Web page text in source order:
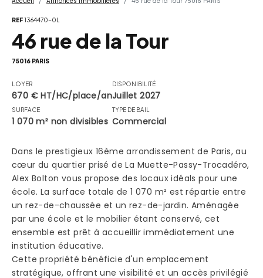
REF1364470-0L
46 rue de la Tour
75016 PARIS
LOYER
670 € HT/HC/place/an
SURFACE
1 070 m² non divisibles
DISPONIBILITÉ
Juillet 2027
TYPE DE BAIL
Commercial
Dans le prestigieux 16ème arrondissement de Paris, au
cœur du quartier prisé de La Muette-Passy-Trocadéro,
Alex Bolton vous propose des locaux idéals pour une
école. La surface totale de 1 070 m² est répartie entre
un rez-de-chaussée et un rez-de-jardin. Aménagée
par une école et le mobilier étant conservé, cet
ensemble est prêt à accueillir immédiatement une
institution éducative.
Cette propriété bénéficie d'un emplacement
stratégique, offrant une visibilité et un accès privilégié